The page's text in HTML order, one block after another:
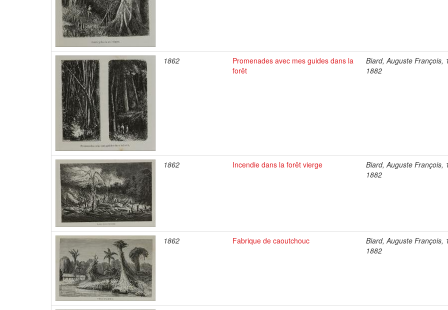
1862
Promenades avec mes guides dans la
forêt
Biard, Auguste François,
1882
1862 Incendie dans la forêt vierge
Biard, Auguste François,
1882
1862 Fabrique de caoutchouc
Biard, Auguste François,
1882